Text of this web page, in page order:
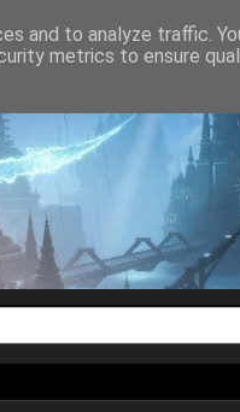
AGE INQUISITION
and to analyze traffic.
metrics to ensure